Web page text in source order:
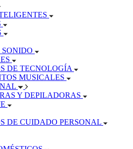
DE TECNOLOGÍA
MUSICALES
Y DEPILADORAS
DE CUIDADO PERSONAL